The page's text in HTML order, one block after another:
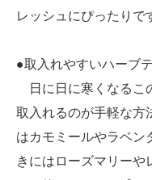
レッシュにぴったりで
●取入れやすいハーブ
日に日に寒くなるこ
取入れるのが手軽な方
はカモミールやラベン
きにはローズマリーや